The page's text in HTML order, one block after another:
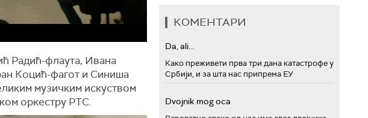
Радић-флаута, Ивана
Коцић-фагот и Синиша
музичким искуством
оркестру РТС.
КОМЕНТАРИ
Da, ali...
Како преживети прва три дана катастрофе у
Србији, и за шта нас припрема ЕУ
Dvojnik mog oca